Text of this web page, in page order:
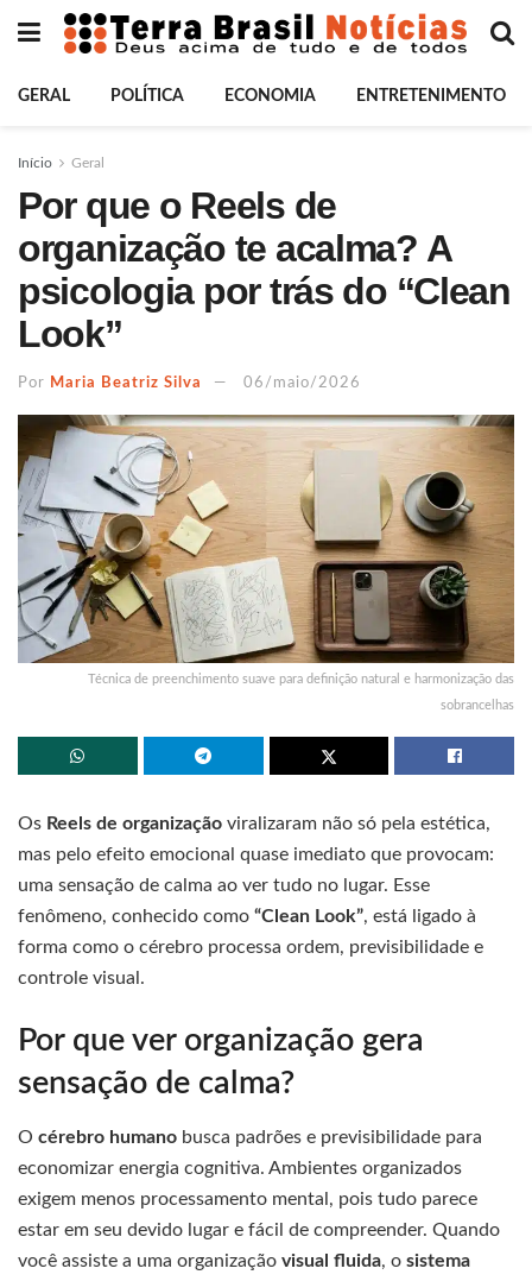
GERAL POLÍTICA ECONOMIA ENTRETENIMENTO
Início Geral
Por que o Reels de
organização te acalma? A
psicologia por trás do “Clean
Look”
Por Maria Beatriz Silva 06/maio/2026
Técnica de preenchimento suave para definição natural e harmonização das
sobrancelhas
Os Reels de organização viralizaram não só pela estética,
mas pelo efeito emocional quase imediato que provocam:
uma sensação de calma ao ver tudo no lugar. Esse
fenômeno, conhecido como “Clean Look”, está ligado à
forma como o cérebro processa ordem, previsibilidade e
controle visual.
Por que ver organização gera
sensação de calma?
O cérebro humano busca padrões e previsibilidade para
economizar energia cognitiva. Ambientes organizados
exigem menos processamento mental, pois tudo parece
estar em seu devido lugar e fácil de compreender. Quando
você assiste a uma organização visual fluida, o sistema